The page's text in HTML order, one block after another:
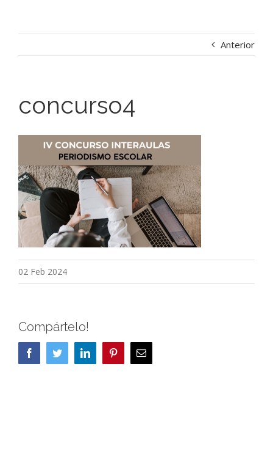
Anterior
concurso4
02 Feb 2024
Compártelo!
FacebookTwitterLinkedIn PinterestCorreo
electrónico